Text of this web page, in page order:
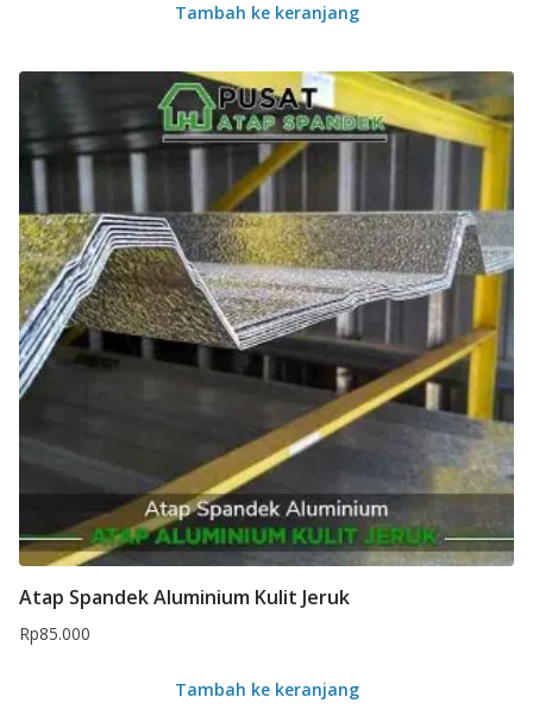
Tambah ke keranjang
Atap Spandek Aluminium Kulit Jeruk
Rp85.000
Tambah ke keranjang